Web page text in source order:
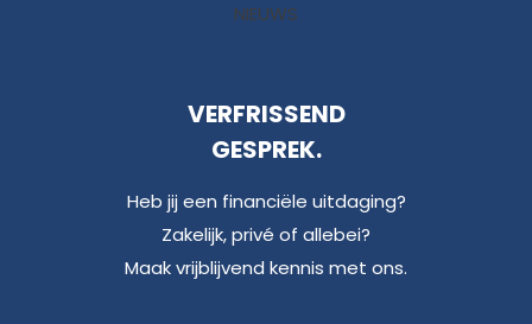
NIEUWS
VERFRISSEND
GESPREK.
Heb jij een financiële uitdaging?
Zakelijk, privé of allebei?
Maak vrijblijvend kennis met ons.